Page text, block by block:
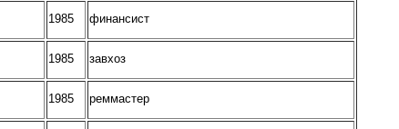
1985 финансист
1985 завхоз
1985 реммастер